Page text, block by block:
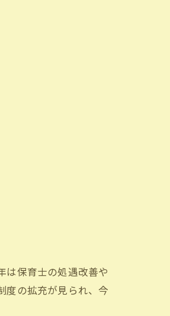
は保育士の処遇改善や
度の拡充が見られ、今